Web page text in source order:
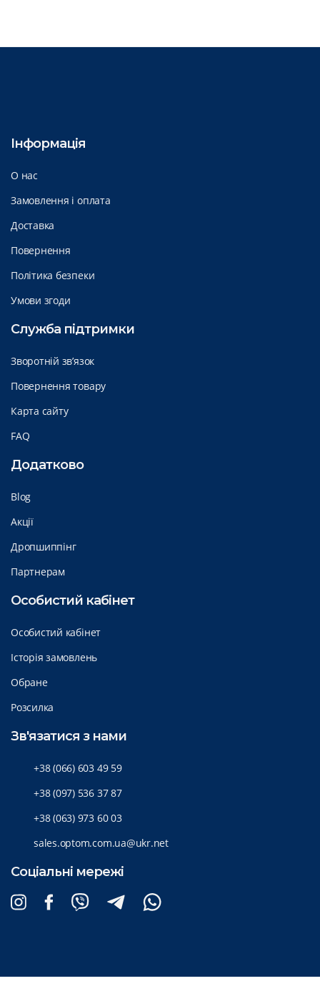
Інформація
О нас
Замовлення і оплата
Доставка
Повернення
Політика безпеки
Умови згоди
Служба підтримки
Зворотній зв’язок
Повернення товару
Карта сайту
FAQ
Додатково
Blog
Акції
Дропшиппінг
Партнерам
Особистий кабінет
Особистий кабінет
Історія замовлень
Обране
Розсилка
Зв'язатися з нами
+38 (066) 603 49 59
+38 (097) 536 37 87
+38 (063) 973 60 03
sales.optom.com.ua@ukr.net
Соціальні мережі